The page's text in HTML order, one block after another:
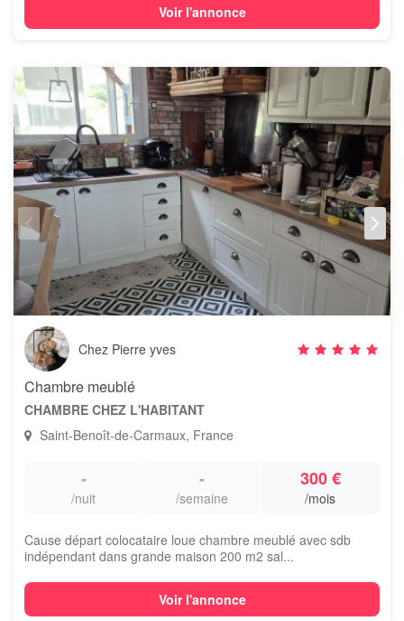
Voir l'annonce
Chez Pierre yves
Chambre meublé
CHAMBRE CHEZ L'HABITANT
Saint-Benoît-de-Carmaux, France
-
/nuit
-
/semaine
300 €
/mois
Cause départ colocataire loue chambre meublé avec sdb
indépendant dans grande maison 200 m2 sal...
Voir l'annonce